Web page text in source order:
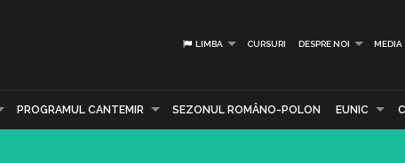
LIMBA CURSURI DESPRE NOI MEDIA
PROGRAMUL CANTEMIR SEZONUL ROMÂNO-POLON EUNIC